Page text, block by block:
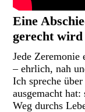
Eine
gerecht wird
Jede Zeremonie
– ehrlich, nah
Ich spreche
ausgemacht
Weg durchs